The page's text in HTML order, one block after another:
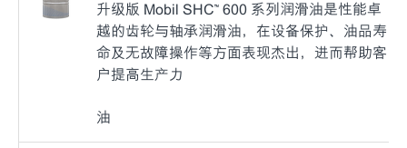
升级版 Mobil SHC™ 600 系列润滑油是性能卓
越的齿轮与轴承润滑油，在设备保护、油品寿
命及无故障操作等方面表现杰出，进而帮助客
户提高生产力
油